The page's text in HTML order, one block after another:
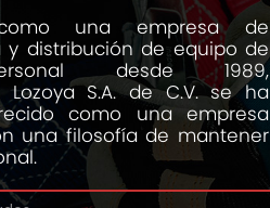
una empresa de
y distribución de equipo de
desde 1989,
Lozoya S.A. de C.V. se ha
como una empresa
una filosofía de mantener